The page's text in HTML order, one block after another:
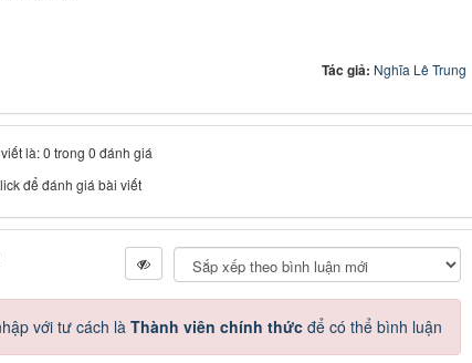
Tác giả: Nghĩa Lê Trung
là: 0 trong 0 đánh giá
để đánh giá bài viết
với tư cách là Thành viên chính thứcđể có thể bình luận